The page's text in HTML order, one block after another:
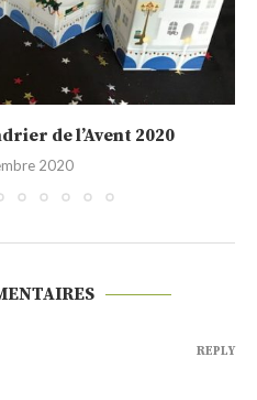
de l’Avent 2020
2020
REPLY